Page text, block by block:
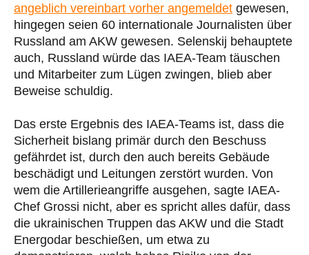
angeblich vereinbart vorher angemeldet gewesen,
hingegen seien 60 internationale Journalisten über
Russland am AKW gewesen. Selenskij behauptete
auch, Russland würde das IAEA-Team täuschen
und Mitarbeiter zum Lügen zwingen, blieb aber
Beweise schuldig.
Das erste Ergebnis des IAEA-Teams ist, dass die
Sicherheit bislang primär durch den Beschuss
gefährdet ist, durch den auch bereits Gebäude
beschädigt und Leitungen zerstört wurden. Von
wem die Artillerieangriffe ausgehen, sagte IAEA-
Chef Grossi nicht, aber es spricht alles dafür, dass
die ukrainischen Truppen das AKW und die Stadt
Energodar beschießen, um etwa zu